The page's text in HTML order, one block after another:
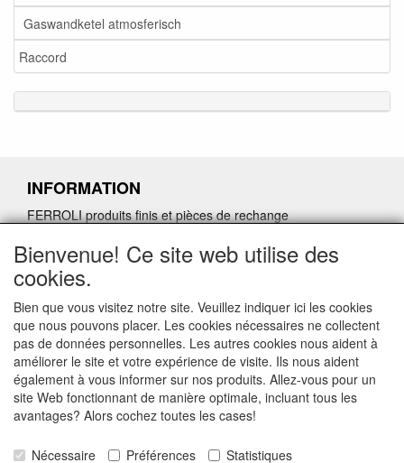
Gaswandketel atmosferisch
Raccord
INFORMATION
FERROLI produits finis et pièces de rechange
Demander un lien d'annulation
CONTACTGEGEVENS
www.vdht.be
Rouwbergskens 7 hal 14
2340 Beerse
E-mail: verkoop@vdht.be
Bienvenue! Ce site web utilise des
cookies.
Bien que vous visitez notre site. Veuillez indiquer ici les cookies
que nous pouvons placer. Les cookies nécessaires ne collectent
pas de données personnelles. Les autres cookies nous aident à
améliorer le site et votre expérience de visite. Ils nous aident
également à vous informer sur nos produits. Allez-vous pour un
site Web fonctionnant de manière optimale, incluant tous les
avantages? Alors cochez toutes les cases!
Nécessaire Préférences Statistiques